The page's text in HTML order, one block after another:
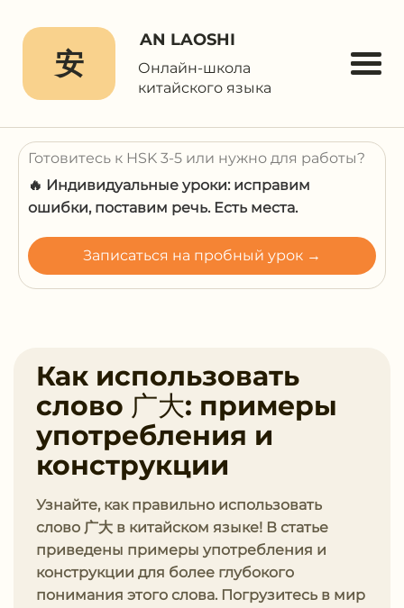
安
AN LAOSHI
Онлайн-школа
китайского языка
Готовитесь к HSK 3-5 или нужно для работы?
🔥 Индивидуальные уроки: исправим
ошибки, поставим речь. Есть места.
Записаться на пробный урок →
Как использовать
слово 广大: примеры
употребления и
конструкции
Узнайте, как правильно использовать
слово 广大 в китайском языке! В статье
приведены примеры употребления и
конструкции для более глубокого
понимания этого слова. Погрузитесь в мир